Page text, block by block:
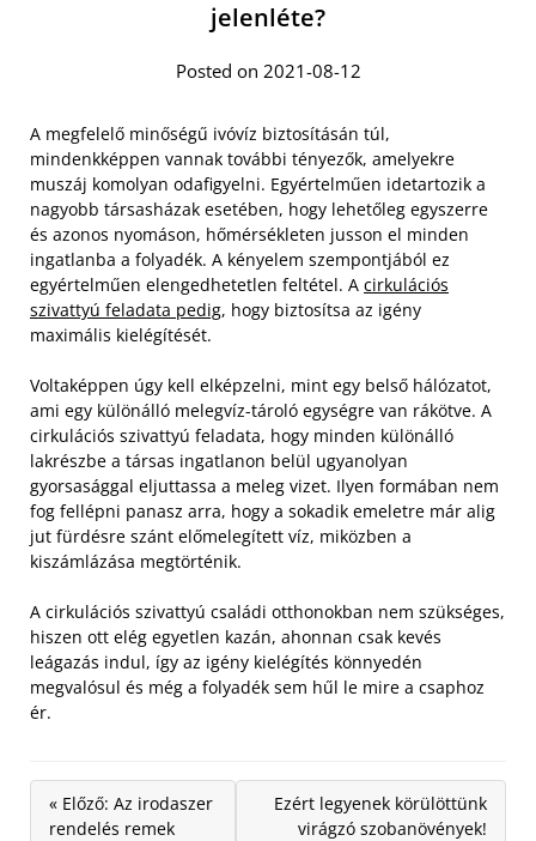
jelenléte?
Posted on 2021-08-12
A megfelelő minőségű ivóvíz biztosításán túl,
mindenkképpen vannak további tényezők, amelyekre
muszáj komolyan odafigyelni. Egyértelműen idetartozik a
nagyobb társasházak esetében, hogy lehetőleg egyszerre
és azonos nyomáson, hőmérsékleten jusson el minden
ingatlanba a folyadék. A kényelem szempontjából ez
egyértelműen elengedhetetlen feltétel. A cirkulációs
szivattyú feladata pedig, hogy biztosítsa az igény
maximális kielégítését.
Voltaképpen úgy kell elképzelni, mint egy belső hálózatot,
ami egy különálló melegvíz-tároló egységre van rákötve. A
cirkulációs szivattyú feladata, hogy minden különálló
lakrészbe a társas ingatlanon belül ugyanolyan
gyorsasággal eljuttassa a meleg vizet. Ilyen formában nem
fog fellépni panasz arra, hogy a sokadik emeletre már alig
jut fürdésre szánt előmelegített víz, miközben a
kiszámlázása megtörténik.
A cirkulációs szivattyú családi otthonokban nem szükséges,
hiszen ott elég egyetlen kazán, ahonnan csak kevés
leágazás indul, így az igény kielégítés könnyedén
megvalósul és még a folyadék sem hűl le mire a csaphoz
ér.
« Előző: Az irodaszer
rendelés remek
Ezért legyenek körülöttünk
virágzó szobanövények!